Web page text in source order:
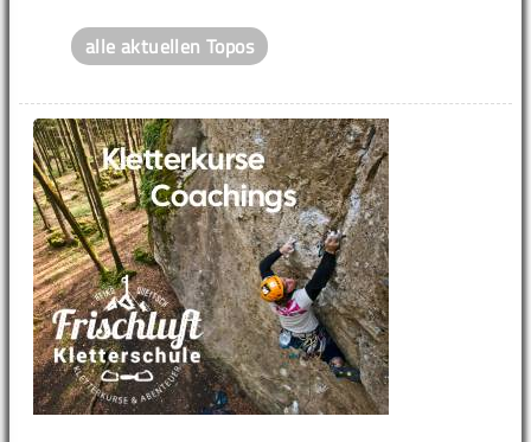
alle aktuellen Topos